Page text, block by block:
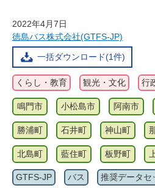
2022年4月7日
徳島バス株式会社(GTFS-JP)
一括ダウンロード(1件)
くらし・教育 観光・文化 行
鳴門市 小松島市 阿南市
勝浦町 石井町 神山町
北島町 藍住町 板野町
GTFS-JP バス 推奨データセ